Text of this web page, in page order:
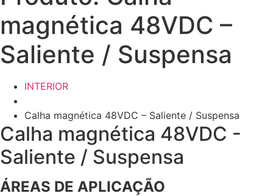
magnética 48VDC –
Saliente / Suspensa
INTERIOR
Calha magnética 48VDC – Saliente / Suspensa
Calha magnética 48VDC -
Saliente / Suspensa
ÁREAS DE APLICAÇÃO